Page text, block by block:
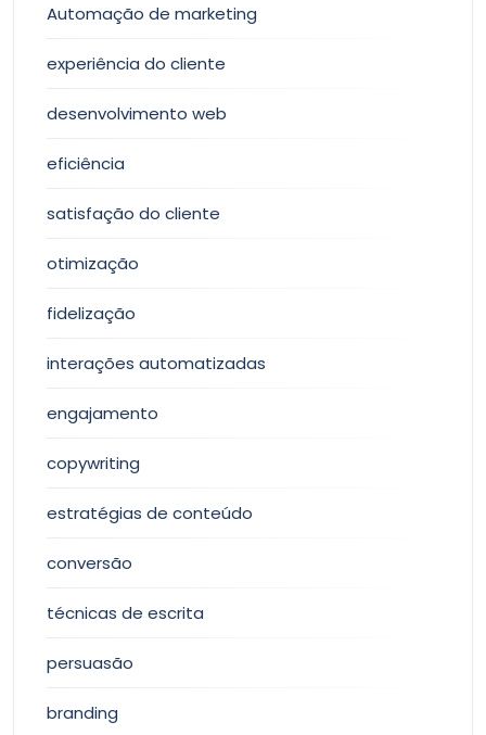
Automação de marketing
experiência do cliente
desenvolvimento web
eficiência
satisfação do cliente
otimização
fidelização
interações automatizadas
engajamento
copywriting
estratégias de conteúdo
conversão
técnicas de escrita
persuasão
branding